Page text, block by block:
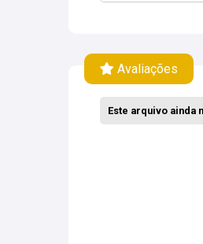
Avaliações
Este arquivo ainda